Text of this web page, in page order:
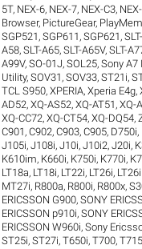
5T, NEX-6, NEX-7, NEX-C3,
Browser, PictureGear,
SGP521 ,SGP611 ,SGP621 ,
A58,SLT-A65,SLT-A65V,SLT-
A99V,SO-01J,SOL25,Sony A7
Utility,SOV31 ,SOV33,ST21i,
TCL S950,XPERIA,Xperia E4g,
AD52,XQ-AS52,XQ-AT51 ,XQ-
XQ-CC72,XQ-CT54,XQ-DQ54,
C901 ,C902,C903,C905, D750i,
J105i,J108i,J10i,J10i2,J20i,
K610im, K660i, K750i, K770i,
LT18a, LT18i, LT22i, LT26i, LT26ii
MT27i, R800a, R800i, R800x,
ERICSSON G900,SONY
ERICSSON p910i,SONY
ERICSSON W960i,Sony
ST25i,ST27i,T650i,T700,T715